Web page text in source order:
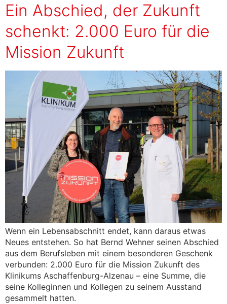
Ein Abschied, der Zukunft
schenkt: 2.000 Euro für die
Mission Zukunft
Wenn ein Lebensabschnitt endet, kann daraus etwas
Neues entstehen. So hat Bernd Wehner seinen Abschied
aus dem Berufsleben mit einem besonderen Geschenk
verbunden: 2.000 Euro für die Mission Zukunft des
Klinikums Aschaffenburg-Alzenau – eine Summe, die
seine Kolleginnen und Kollegen zu seinem Ausstand
gesammelt hatten.